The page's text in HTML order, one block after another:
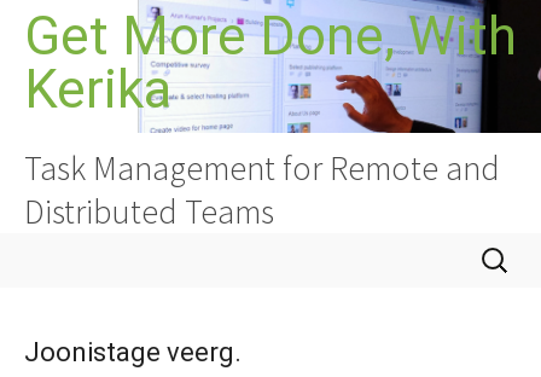
Liigu
sisu
juurde
Get More Done, With
Kerika
Task Management for Remote and
Distributed Teams
Otsi:
Joonistage veerg.